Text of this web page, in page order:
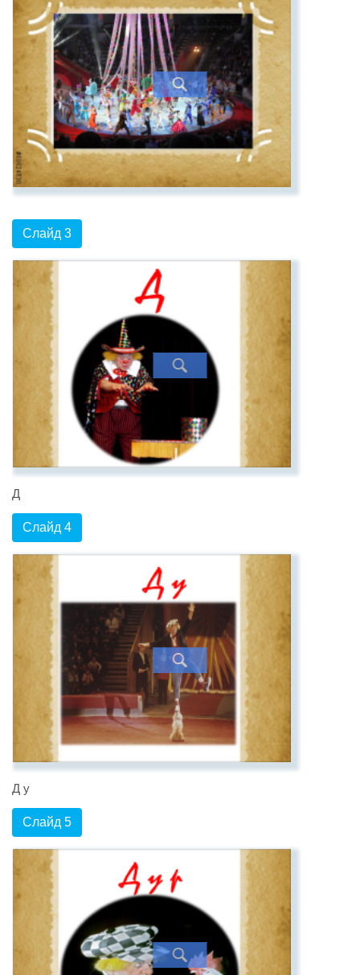
Слайд 3
Д
Слайд 4
Д у
Слайд 5